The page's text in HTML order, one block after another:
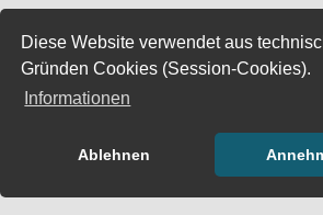
Diese Website verwendet aus
Gründen Cookies (Session-Cookies).
Informationen
Ablehnen